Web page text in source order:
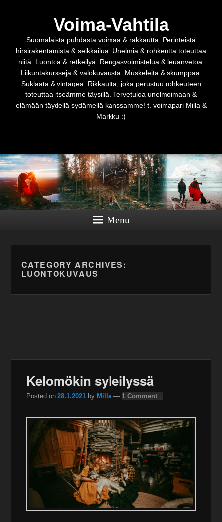
Voima-Vahtila
Suomalaista puhdasta voimaa & rakkautta. Perinteistä
hirsirakentamista & seikkailua. Unelmia & rohkeutta toteuttaa
niitä. Luontoa & retkeilyä. Rengasvoimistelua & leuanvetoa.
Liikuntakursseja & valokuvausta. Muskeleita & skumppaa.
Suklaata & vintagea. Rikkautta, joka perustuu rohkeuteen
toteuttaa itseämme täysillä. Tervetuloa unelmoimaan &
elämään täydellä sydämellä kanssamme! t. voimapari Milla &
Markku :)
Menu
CATEGORY ARCHIVES:
LUONTOKUVAUS
Kelomökin syleilyssä
Posted on28.1.2021 by Milla — 1 Comment ↓